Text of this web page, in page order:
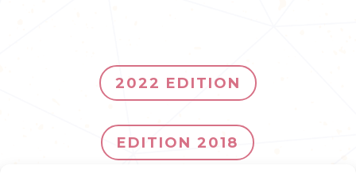
2022 EDITION
EDITION 2018